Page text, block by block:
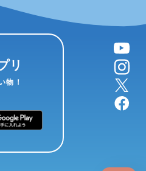
リ
物！
YouTube
instagram
X
facebook